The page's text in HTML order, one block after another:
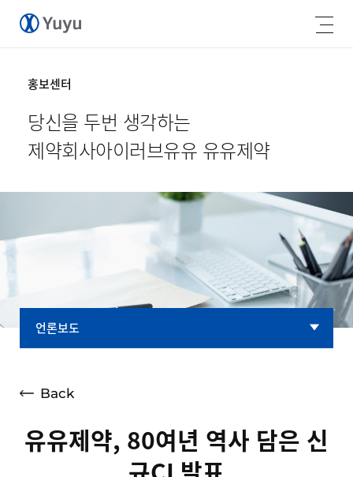
홍보센터
당신을 두번 생각하는
제약회사아이러브유유 유유제약
언론보도
광고소개
공지사항
Back
유유제약, 80여년 역사 담은 신